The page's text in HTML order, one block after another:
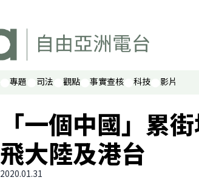
專題 司法 觀點 事實查核 科技 影片
「一個中國」累
飛大陸及港台
2020.01.31